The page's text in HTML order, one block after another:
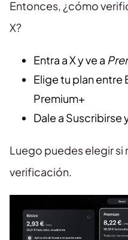
Entonces, ¿cómo
X?
Entra a X y ve a
Elige tu plan entre
Premium+
Dale a Suscribirse
Luego puedes elegir si
verificación.